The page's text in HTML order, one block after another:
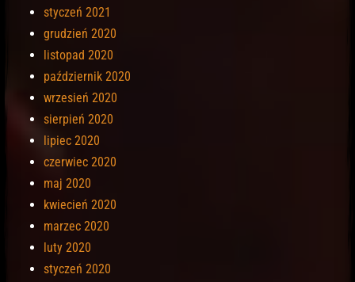
styczeń 2021
grudzień 2020
listopad 2020
październik 2020
wrzesień 2020
sierpień 2020
lipiec 2020
czerwiec 2020
maj 2020
kwiecień 2020
marzec 2020
luty 2020
styczeń 2020